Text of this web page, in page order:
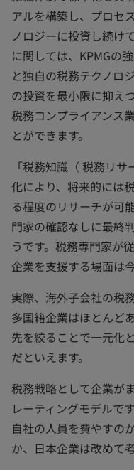
アルを構築し、プロセ
ノロジーに投資し続け
に関しては、KPMGの
と独自の税務テクノロ
の投資を最小限に抑え
税務コンプライアンス
とができます。
「税務知識（ 税務リ
化により、将来的には
る程度のリサーチが可
門家の確認なしに最終
うです。税務専門家が
企業を支援する場面は
実際、海外子会社の税
多国籍企業はほとんど
先を絞ることで一元化
だといえます。
税務戦略として企業が
レーティングモデルで
自社の人員を費やすの
か、日本企業は改めて